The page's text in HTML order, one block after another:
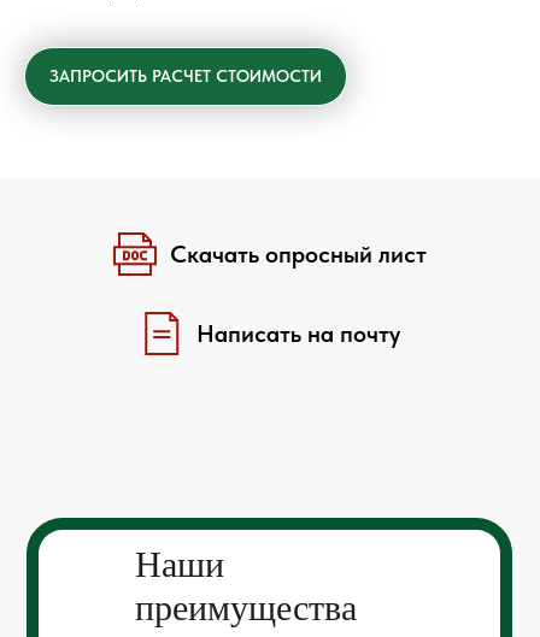
ЗАПРОСИТЬ РАСЧЕТ СТОИМОСТИ
Скачать опросный лист
Написать на почту
Наши
преимущества